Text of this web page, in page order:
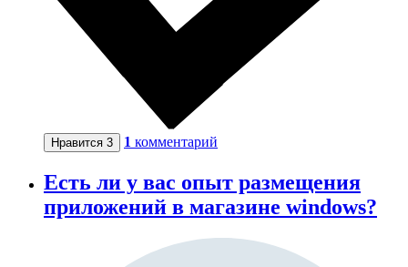
Нравится 3 1 комментарий
Есть ли у вас опыт размещения
приложений в магазине windows?